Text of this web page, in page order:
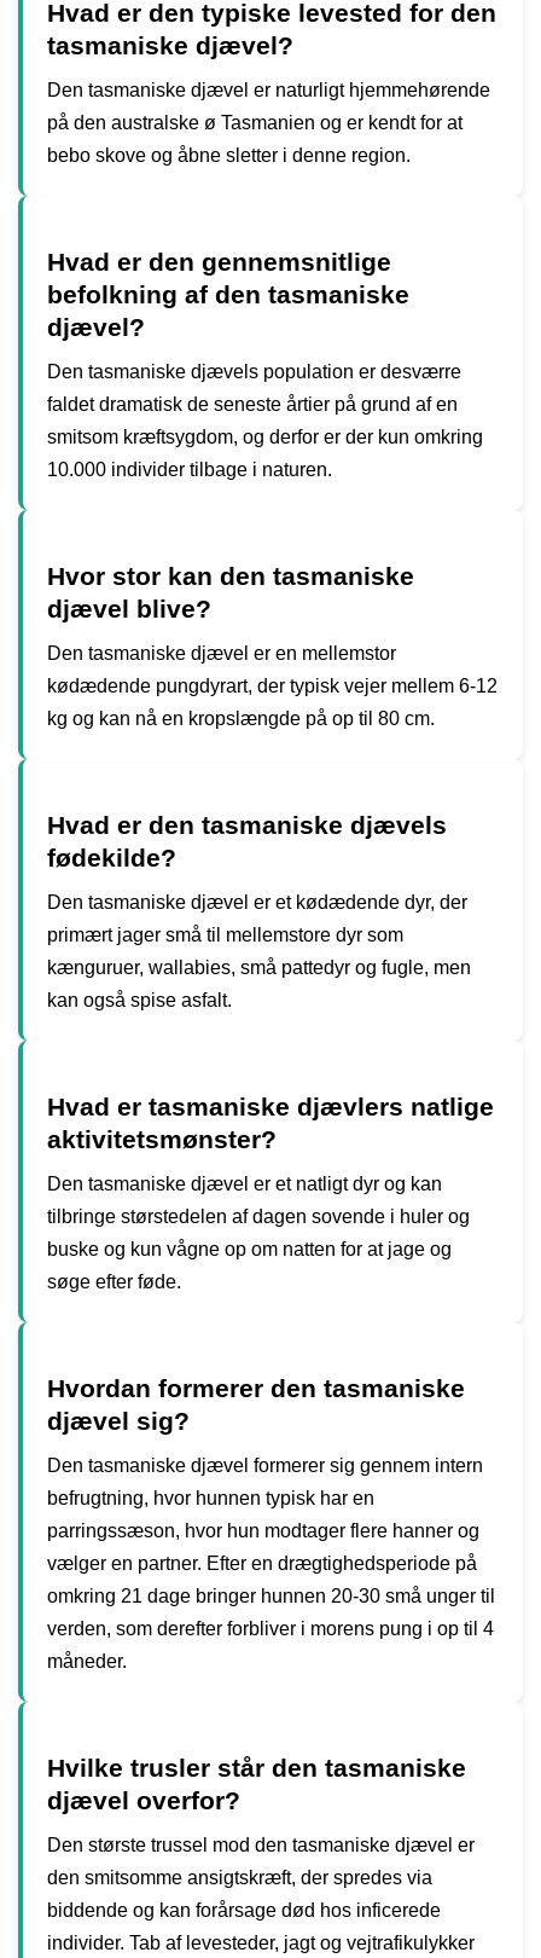
Hvad er den typiske levested for den
tasmaniske djævel?
Den tasmaniske djævel er naturligt hjemmehørende
på den australske ø Tasmanien og er kendt for at
bebo skove og åbne sletter i denne region.
Hvad er den gennemsnitlige
befolkning af den tasmaniske
djævel?
Den tasmaniske djævels population er desværre
faldet dramatisk de seneste årtier på grund af en
smitsom kræftsygdom, og derfor er der kun omkring
10.000 individer tilbage i naturen.
Hvor stor kan den tasmaniske
djævel blive?
Den tasmaniske djævel er en mellemstor
kødædende pungdyrart, der typisk vejer mellem 6-12
kg og kan nå en kropslængde på op til 80 cm.
Hvad er den tasmaniske djævels
fødekilde?
Den tasmaniske djævel er et kødædende dyr, der
primært jager små til mellemstore dyr som
kænguruer, wallabies, små pattedyr og fugle, men
kan også spise asfalt.
Hvad er tasmaniske djævlers natlige
aktivitetsmønster?
Den tasmaniske djævel er et natligt dyr og kan
tilbringe størstedelen af ​​dagen sovende i huler og
buske og kun vågne op om natten for at jage og
søge efter føde.
Hvordan formerer den tasmaniske
djævel sig?
Den tasmaniske djævel formerer sig gennem intern
befrugtning, hvor hunnen typisk har en
parringssæson, hvor hun modtager flere hanner og
vælger en partner. Efter en drægtighedsperiode på
omkring 21 dage bringer hunnen 20-30 små unger til
verden, som derefter forbliver i morens pung i op til 4
måneder.
Hvilke trusler står den tasmaniske
djævel overfor?
Den største trussel mod den tasmaniske djævel er
den smitsomme ansigtskræft, der spredes via
biddende og kan forårsage død hos inficerede
individer. Tab af levesteder, jagt og vejtrafikulykker